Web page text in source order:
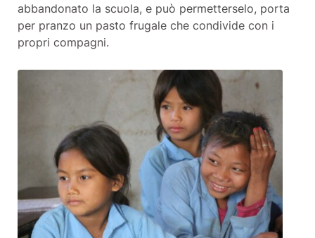
abbandonato la scuola, e può permetterselo, porta
per pranzo un pasto frugale che condivide con i
propri compagni.